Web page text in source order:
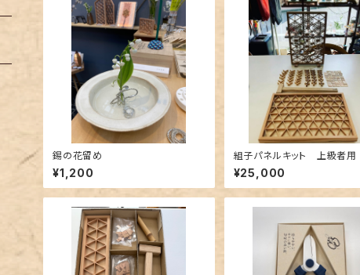
錫の花留め
¥1,200
組子パネルキット 上級者用
¥25,000